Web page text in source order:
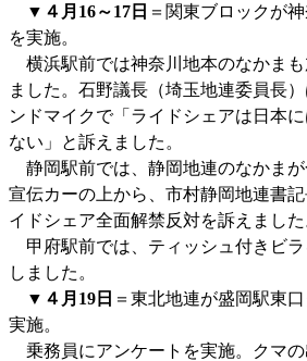
▼ ４月16～17日 ＝関東ブロックが
を実施。
横浜駅前では神奈川地本のなかまも
ました。石野議長（埼玉地連委員長
ンドマイクで「ライドシェアは日本
ない」と訴えました。
静岡駅前では、静岡地連のなかまが
宣伝カーの上から、市村静岡地連書記
イドシェア全面解禁反対を訴えました
甲府駅前では、ティッシュ付きビ
しました。
▼ ４月19日 ＝東北地連が盛岡駅東
実施。
乗務員にアンケートを実施。クマ